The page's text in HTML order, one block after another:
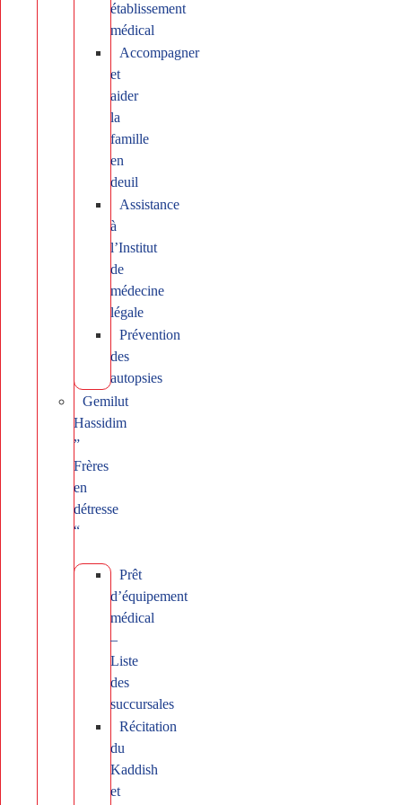
établissement
médical
Accompagner
et
aider
la
famille
en
deuil
Assistance
à
l’Institut
de
médecine
légale
Prévention
des
autopsies
Gemilut
Hassidim
”
Frères
en
détresse
“
Prêt
d’équipement
médical
–
Liste
des
succursales
Récitation
du
Kaddish
et